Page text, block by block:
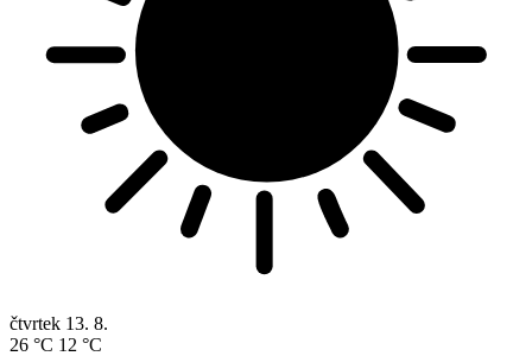
čtvrtek 13. 8.
26 °C 12 °C